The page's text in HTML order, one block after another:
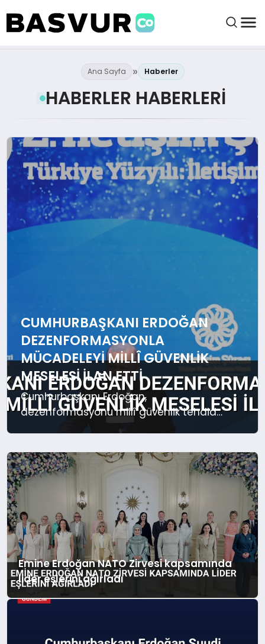
BAYILIKLER
HABERLER
İŞ FIKIRLERI
KRIPTO HABER
Ana Sayfa Haberler
HABERLER HABERLERI
CUMHURBAŞKANI ERDOĞAN
DEZENFORMASYONLA
MÜCADELEYI MILLÎ GÜVENLIK
MESELESI İLAN ETTI
Cumhurbaşkanı Erdoğan,
dezenformasyonu millî güvenlik tehdidi
olarak nitelendirerek, dijital egemenliği
ettiklerini belirtti.
Emine Erdoğan NATO Zirvesi kapsamında
lider eşlerini ağırladı